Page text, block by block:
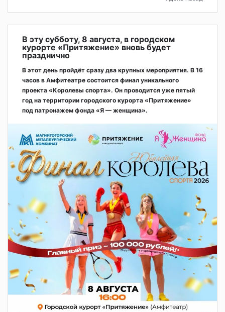
В эту субботу, 8 августа, в городском
курорте «Притяжение» вновь будет
празднично
В этот день пройдёт сразу два крупных мероприятия. В 16
часов в Амфитеатре состоится финал уникального
проекта «Королевы спорта». Он проводится уже пятый
год на территории городского курорта «Притяжение»
под патронажем фонда «Я — женщина».